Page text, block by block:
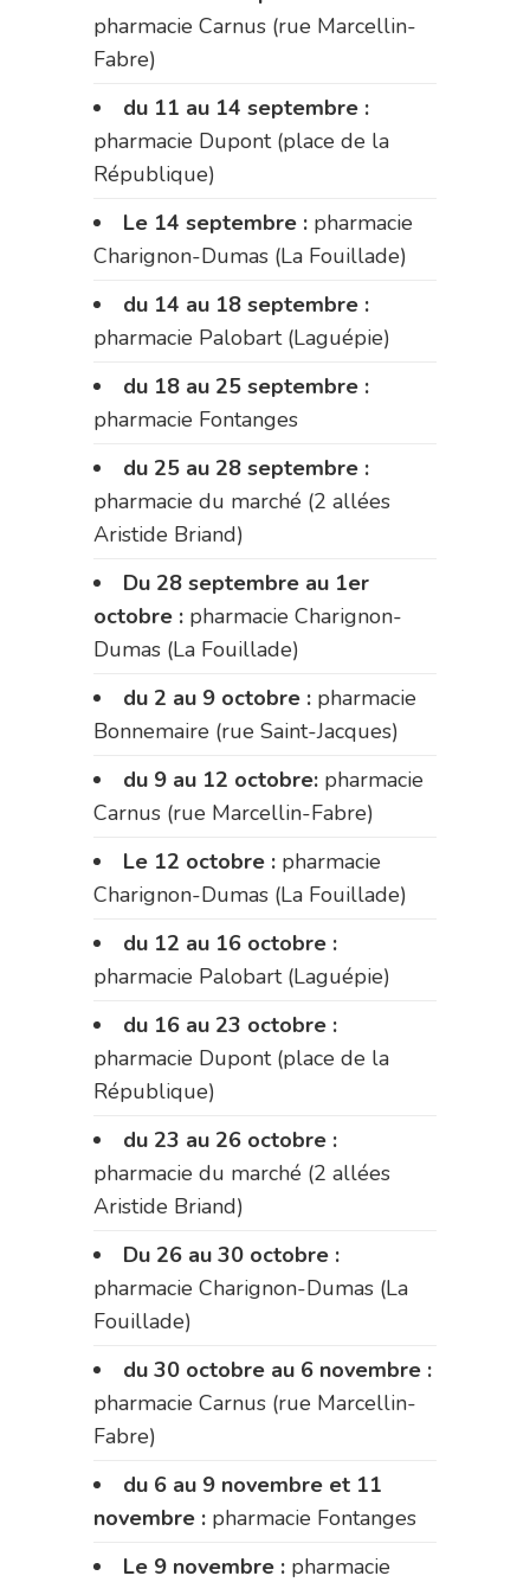
pharmacie Carnus (rue Marcellin-
Fabre)
du 11 au 14 septembre :
pharmacie Dupont (place de la
République)
Le 14 septembre : pharmacie
Charignon-Dumas (La Fouillade)
du 14 au 18 septembre :
pharmacie Palobart (Laguépie)
du 18 au 25 septembre :
pharmacie Fontanges
du 25 au 28 septembre :
pharmacie du marché (2 allées
Aristide Briand)
Du 28 septembre au 1er
octobre : pharmacie Charignon-
Dumas (La Fouillade)
du 2 au 9 octobre : pharmacie
Bonnemaire (rue Saint-Jacques)
du 9 au 12 octobre: pharmacie
Carnus (rue Marcellin-Fabre)
Le 12 octobre : pharmacie
Charignon-Dumas (La Fouillade)
du 12 au 16 octobre :
pharmacie Palobart (Laguépie)
du 16 au 23 octobre :
pharmacie Dupont (place de la
République)
du 23 au 26 octobre :
pharmacie du marché (2 allées
Aristide Briand)
Du 26 au 30 octobre :
pharmacie Charignon-Dumas (La
Fouillade)
du 30 octobre au 6 novembre :
pharmacie Carnus (rue Marcellin-
Fabre)
du 6 au 9 novembre et 11
novembre : pharmacie Fontanges
Le 9 novembre : pharmacie